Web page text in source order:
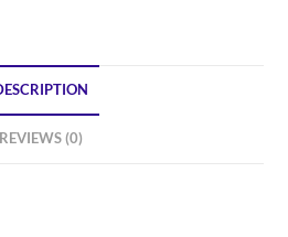
REVIEWS (0)